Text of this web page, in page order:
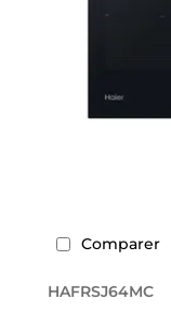
Comparer
HAFRSJ64MC